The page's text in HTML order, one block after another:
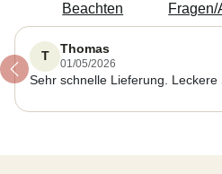
Beachten Fragen/
T
Thomas
01/05/2026
Sehr schnelle Lieferung. Leckere
Previous